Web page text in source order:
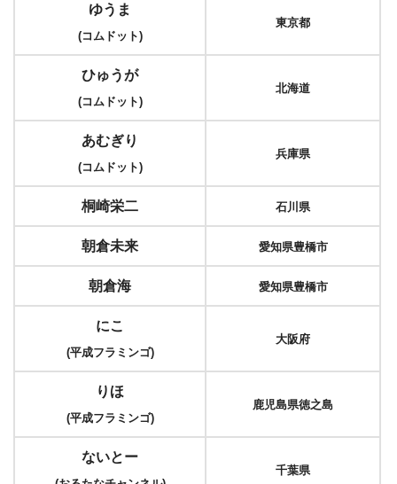
ゆうま
(コムドット)
東京都
ひゅうが
(コムドット)
北海道
あむぎり
(コムドット)
兵庫県
桐崎栄二 石川県
朝倉未来 愛知県豊橋市
朝倉海 愛知県豊橋市
にこ
(平成フラミンゴ)
大阪府
りほ
(平成フラミンゴ)
鹿児島県徳之島
ないとー
千葉県